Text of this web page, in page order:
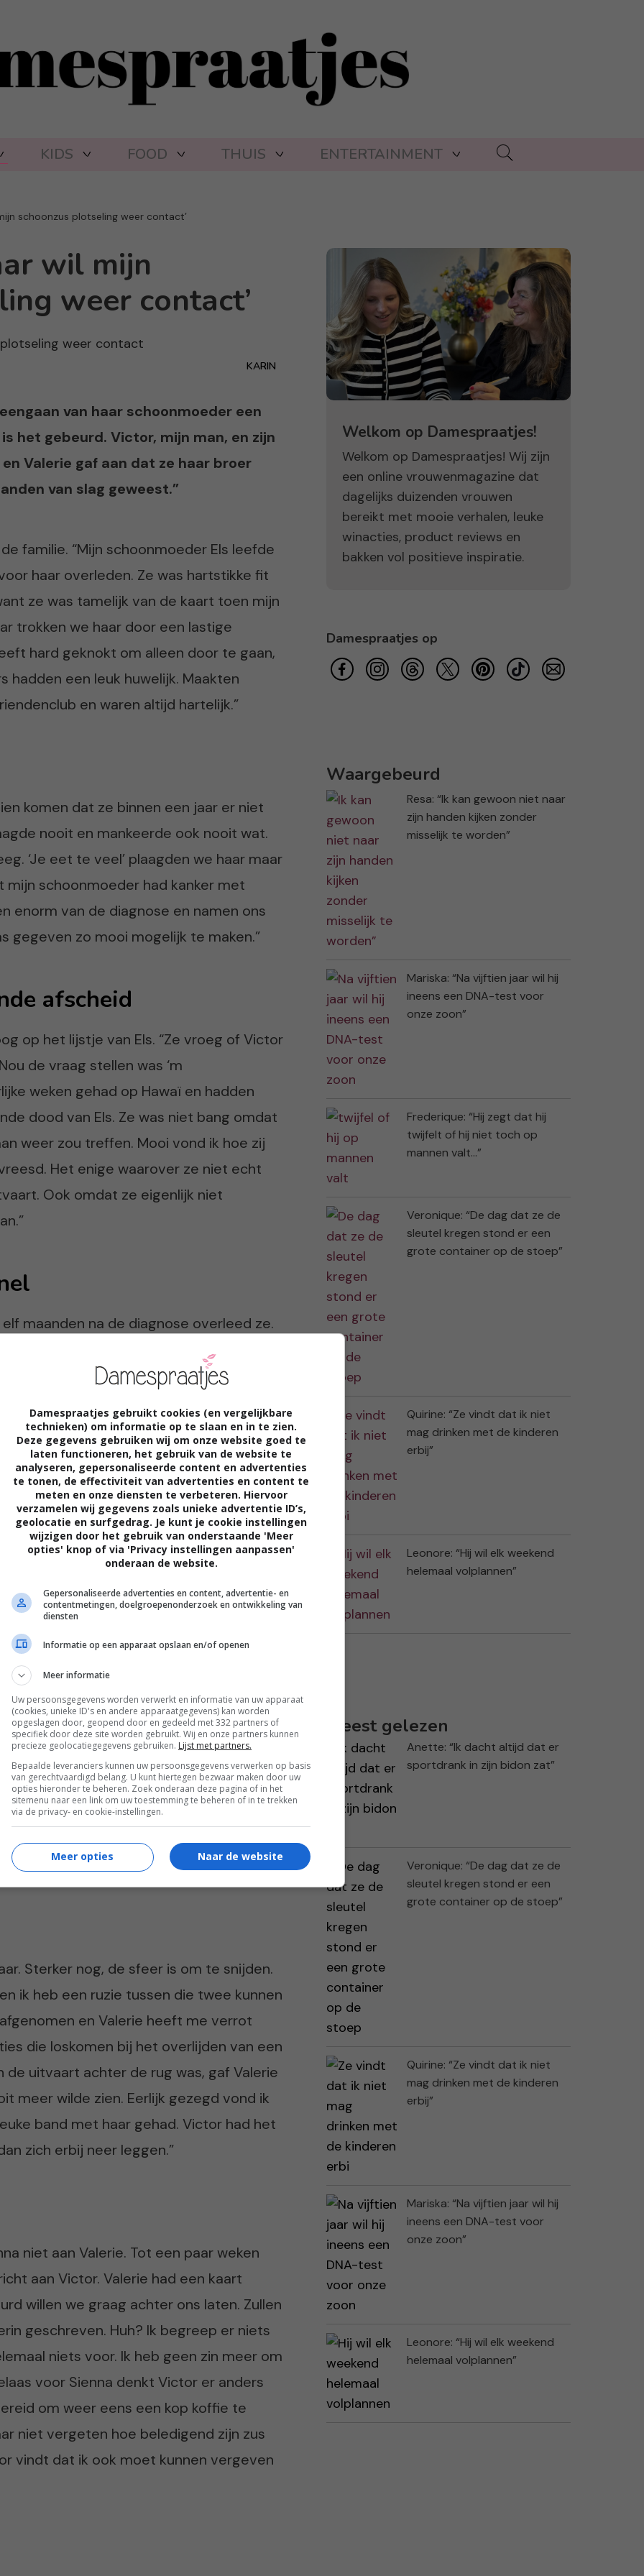
KIDS FOOD THUIS ENTERTAINMENT
schoonzus plotseling weer contact’
wil mijn
weer contact’
KARIN
van haar schoonmoeder een
het gebeurd. Victor, mijn man, en zijn
Valerie gaf aan dat ze haar broer
van slag geweest.”
familie. “Mijn schoonmoeder Els leefde
haar overleden. Ze was hartstikke fit
ze was tamelijk van de kaart toen mijn
trokken we haar door een lastige
hard geknokt om alleen door te gaan,
hadden een leuk huwelijk. Maakten
en waren altijd hartelijk.”
komen dat ze binnen een jaar er niet
nooit en mankeerde ook nooit wat.
‘Je eet te veel’ plaagden we haar maar
schoonmoeder had kanker met
enorm van de diagnose en namen ons
gegeven zo mooi mogelijk te maken.”
afscheid
op het lijstje van Els. “Ze vroeg of Victor
de vraag stellen was ‘m
weken gehad op Hawaï en hadden
dood van Els. Ze was niet bang omdat
weer zou treffen. Mooi vond ik hoe zij
Het enige waarover ze niet echt
Ook omdat ze eigenlijk niet
maanden na de diagnose overleed ze.
snel naar dit gaat niet lang meer duren.
De laatste drie dagen waren super
dag omdat we wilden voorkomen dat
Valerie had ons gevraagd te
dat hebben we gedaan op de dag dat ze
beroerd wakker en ze zei: ‘vandaag
ze gelijk had, ik zag het in haar gezicht. Ik
we alle drie haar handen vasthielden.
meer vergeet.”
“Zoals gezegd wisten we niet zo
waren. De begrafenisondernemer gaf
en alles waaraan we moesten
moest zien. Zo wilde hij geen bruine,
zou worden door een bevriende
dat Victor er een heel persoonlijk
sobere crematie. Ze wilde er een
niet dat er toespraken werden gehouden
wijn en bitterballen.”
Sterker nog, de sfeer is om te snijden.
ik heb een ruzie tussen die twee kunnen
en Valerie heeft me verrot
die loskomen bij het overlijden van een
de uitvaart achter de rug was, gaf Valerie
meer wilde zien. Eerlijk gezegd vond ik
band met haar gehad. Victor had het
zich erbij neer leggen.”
niet aan Valerie. Tot een paar weken
aan Victor. Valerie had een kaart
willen we graag achter ons laten. Zullen
geschreven. Huh? Ik begreep er niets
niets voor. Ik heb geen zin meer om
voor Sienna denkt Victor er anders
om weer eens een kop koffie te
niet vergeten hoe beledigend zijn zus
vindt dat ik ook moet kunnen vergeven
Welkom op Damespraatjes!
Welkom op Damespraatjes! Wij zijn
een online vrouwenmagazine dat
dagelijks duizenden vrouwen
bereikt met mooie verhalen, leuke
winacties, product reviews en
bakken vol positieve inspiratie.
Damespraatjes op
Waargebeurd
Resa: “Ik kan gewoon niet naar
zijn handen kijken zonder
misselijk te worden”
Mariska: “Na vijftien jaar wil hij
ineens een DNA-test voor
onze zoon”
Frederique: “Hij zegt dat hij
twijfelt of hij niet toch op
mannen valt…”
Veronique: “De dag dat ze de
sleutel kregen stond er een
grote container op de stoep”
Quirine: “Ze vindt dat ik niet
mag drinken met de kinderen
erbij”
Leonore: “Hij wil elk weekend
helemaal volplannen”
Meest gelezen
Anette: “Ik dacht altijd dat er
sportdrank in zijn bidon zat”
Veronique: “De dag dat ze de
sleutel kregen stond er een
grote container op de stoep”
Quirine: “Ze vindt dat ik niet
mag drinken met de kinderen
erbij”
Mariska: “Na vijftien jaar wil hij
ineens een DNA-test voor
onze zoon”
Leonore: “Hij wil elk weekend
helemaal volplannen”
Damespraatjes gebruikt cookies (en vergelijkbare
technieken) om informatie op te slaan en in te zien.
Deze gegevens gebruiken wij om onze website goed te
laten functioneren, het gebruik van de website te
analyseren, gepersonaliseerde content en advertenties
te tonen, de effectiviteit van advertenties en content te
meten en onze diensten te verbeteren. Hiervoor
verzamelen wij gegevens zoals unieke advertentie ID’s,
geolocatie en surfgedrag. Je kunt je cookie instellingen
wijzigen door het gebruik van onderstaande 'Meer
opties' knop of via 'Privacy instellingen aanpassen'
onderaan de website.
Gepersonaliseerde advertenties en content, advertentie- en
contentmetingen, doelgroepenonderzoek en ontwikkeling van
diensten
Informatie op een apparaat opslaan en/of openen
Meer informatie
Uw persoonsgegevens worden verwerkt en informatie van uw apparaat
(cookies, unieke ID's en andere apparaatgegevens) kan worden
opgeslagen door, geopend door en gedeeld met 332 partners of
specifiek door deze site worden gebruikt. Wij en onze partners kunnen
precieze geolocatiegegevens gebruiken. Lijst met partners.
Bepaalde leveranciers kunnen uw persoonsgegevens verwerken op basis
van gerechtvaardigd belang. U kunt hiertegen bezwaar maken door uw
opties hieronder te beheren. Zoek onderaan deze pagina of in het
sitemenu naar een link om uw toestemming te beheren of in te trekken
via de privacy- en cookie-instellingen.
Naar de website
Meer opties